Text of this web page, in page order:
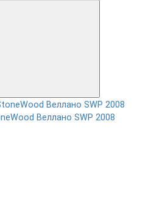
Веллано SWP 2008